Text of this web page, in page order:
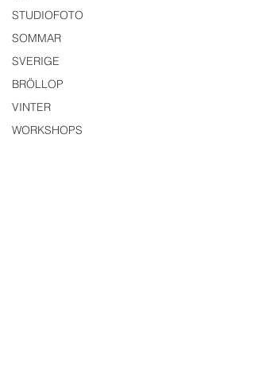
STUDIOFOTO
SOMMAR
SVERIGE
BRÖLLOP
VINTER
WORKSHOPS